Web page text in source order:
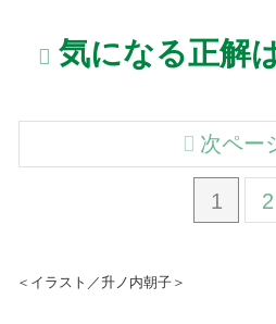
気になる正解
1 2
次ペー
＜イラスト／升ノ内朝子＞